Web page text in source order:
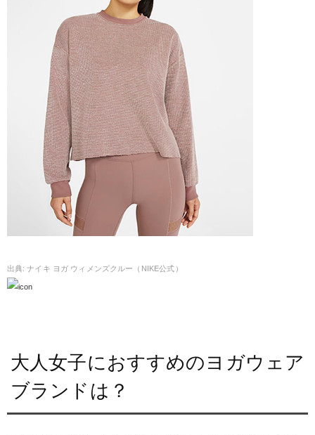
ナイキ ヨガ ウィメンズクルー（NIKE公式）
大人女子におすすめのヨガウェア
ブランドは？